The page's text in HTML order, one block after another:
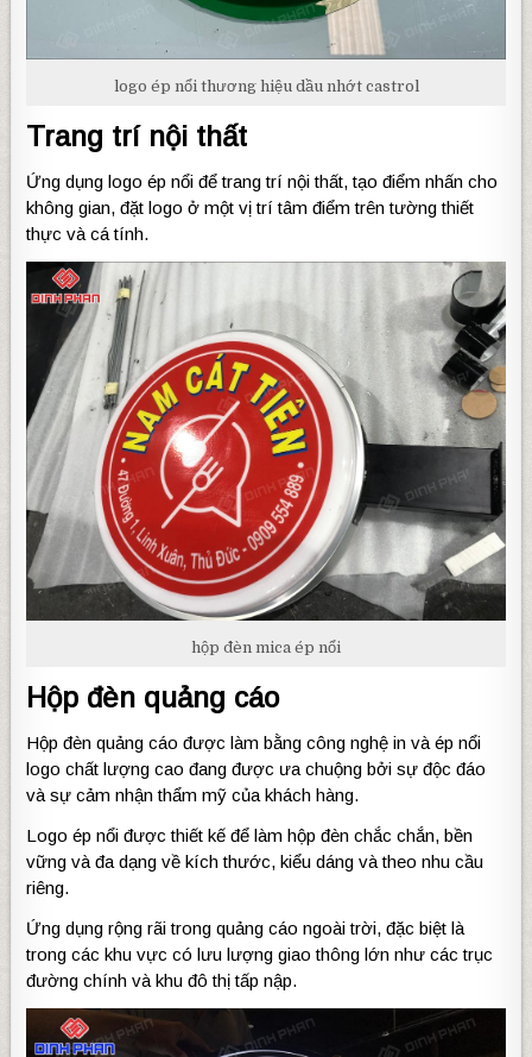
logo ép nổi thương hiệu dầu nhớt castrol
Trang trí nội thất
Ứng dụng logo ép nổi để trang trí nội thất, tạo điểm nhấn cho
không gian, đặt logo ở một vị trí tâm điểm trên tường thiết
thực và cá tính.
hộp đèn mica ép nổi
Hộp đèn quảng cáo
Hộp đèn quảng cáo được làm bằng công nghệ in và ép nổi
logo chất lượng cao đang được ưa chuộng bởi sự độc đáo
và sự cảm nhận thẩm mỹ của khách hàng.
Logo ép nổi được thiết kế để làm hộp đèn chắc chắn, bền
vững và đa dạng về kích thước, kiểu dáng và theo nhu cầu
riêng.
Ứng dụng rộng rãi trong quảng cáo ngoài trời, đặc biệt là
trong các khu vực có lưu lượng giao thông lớn như các trục
đường chính và khu đô thị tấp nập.